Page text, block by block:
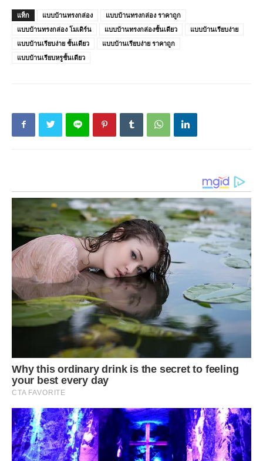
แท็ก แบบบ้านทรงกล่อง
แบบบ้านทรงกล่อง ราคาถูก
แบบบ้านทรงกล่อง โมเดิร์น
แบบบ้านทรงกล่องชั้นเดียว
แบบบ้านเรียบง่าย
แบบบ้านเรียบง่าย ชั้นเดียว
แบบบ้านเรียบง่าย ราคาถูก
แบบบ้านเรียบหรูชั้นเดียว